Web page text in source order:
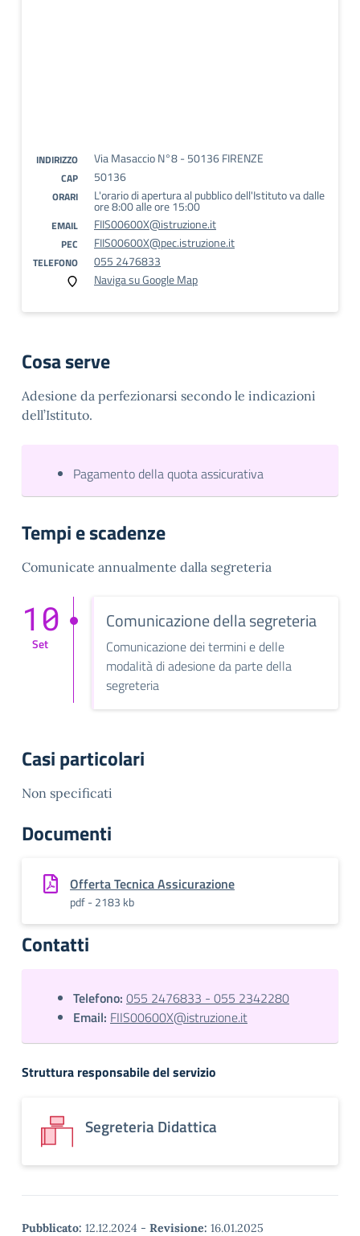
INDIRIZZO Via Masaccio N°8 - 50136 FIRENZE
CAP 50136
ORARI L'orario di apertura al pubblico dell'Istituto va dalle
ore 8:00 alle ore 15:00
EMAIL FIIS00600X@istruzione.it
PEC FIIS00600X@pec.istruzione.it
TELEFONO
055 2476833
Naviga su Google Map
Cosa serve
Adesione da perfezionarsi secondo le indicazioni
dell’Istituto.
Pagamento della quota assicurativa
Tempi e scadenze
Comunicate annualmente dalla segreteria
10
Set
Comunicazione della segreteria
Comunicazione dei termini e delle
modalità di adesione da parte della
segreteria
Casi particolari
Non specificati
Documenti
Offerta Tecnica Assicurazione
pdf - 2183 kb
Contatti
Telefono: 055 2476833 - 055 2342280
Email: FIIS00600X@istruzione.it
Struttura responsabile del servizio
Segreteria Didattica
Pubblicato: 12.12.2024 - Revisione: 16.01.2025